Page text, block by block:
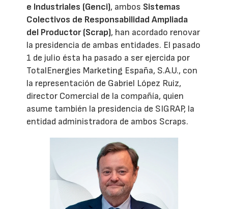
e Industriales (Genci), ambos Sistemas
Colectivos de Responsabilidad Ampliada
del Productor (Scrap), han acordado renovar
la presidencia de ambas entidades. El pasado
1 de julio ésta ha pasado a ser ejercida por
TotalEnergies Marketing España, S.A.U., con
la representación de Gabriel López Ruiz,
director Comercial de la compañía, quien
asume también la presidencia de SIGRAP, la
entidad administradora de ambos Scraps.